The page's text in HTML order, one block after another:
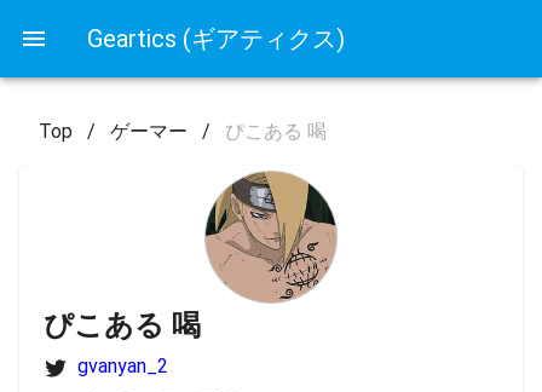
Geartics (ギアティクス)
Top / ゲーマー / ぴこある 喝
ぴこある 喝
gvanyan_2